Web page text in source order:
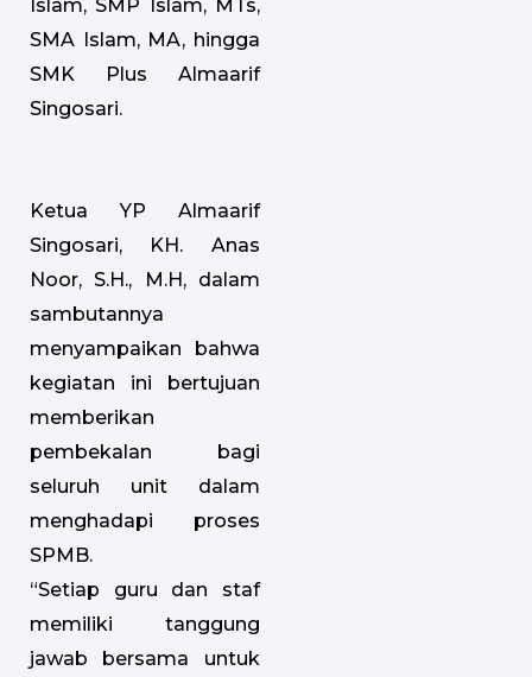
Islam, SMP Islam, MTs,
SMA Islam, MA, hingga
SMK Plus Almaarif
Singosari.
Ketua YP Almaarif
Singosari, KH. Anas
Noor, S.H., M.H, dalam
sambutannya
menyampaikan bahwa
kegiatan ini bertujuan
memberikan
pembekalan bagi
seluruh unit dalam
menghadapi proses
SPMB.
“Setiap guru dan staf
memiliki tanggung
jawab bersama untuk